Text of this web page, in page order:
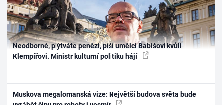
Neodborné, plýtváte penězi, píší umělci Babišovi kvůli
Klempířovi. Ministr kulturní politiku hájí
Muskova megalomanská vize: Největší budova světa bude